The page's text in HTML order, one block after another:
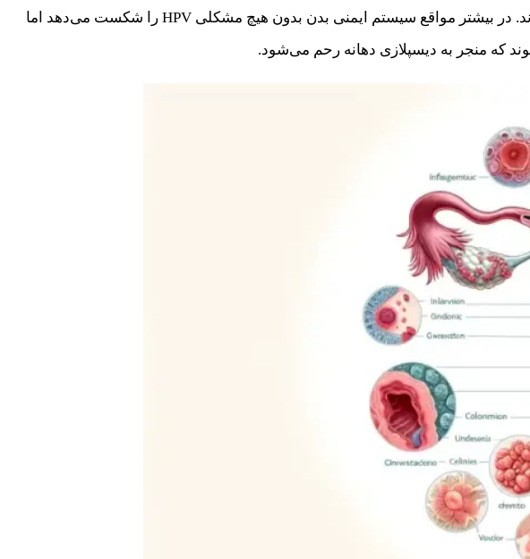
تحقیقات نشان می‌دهد که بیش از 75 درصد از زنان فعال جنسی در مقطعی از زندگی خود به HPV آلوده می‌شوند. در بیشتر مواقع سیستم ایمنی بدن بدون هیچ مشکلی HPV را شکست می‌دهد اما